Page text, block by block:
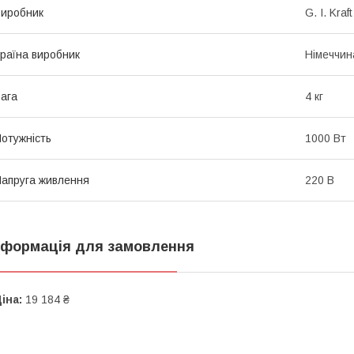
G. I. Kraft
виробник
4 кг
1000 Вт
живлення 220 В
для замовлення
19 184 ₴